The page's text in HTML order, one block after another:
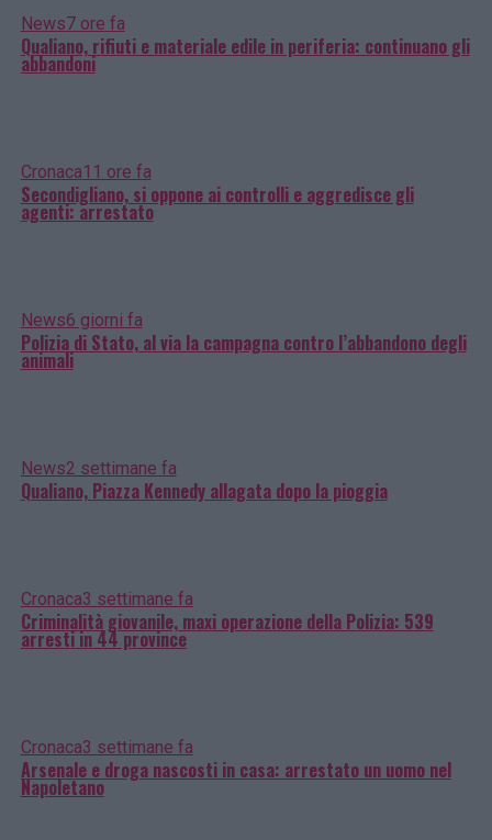
News7 ore fa
Qualiano, rifiuti e materiale edile in periferia: continuano gli
abbandoni
Cronaca11 ore fa
Secondigliano, si oppone ai controlli e aggredisce gli
agenti: arrestato
News6 giorni fa
Polizia di Stato, al via la campagna contro l’abbandono degli
animali
News2 settimane fa
Qualiano, Piazza Kennedy allagata dopo la pioggia
Cronaca3 settimane fa
Criminalità giovanile, maxi operazione della Polizia: 539
arresti in 44 province
Cronaca3 settimane fa
Arsenale e droga nascosti in casa: arrestato un uomo nel
Napoletano